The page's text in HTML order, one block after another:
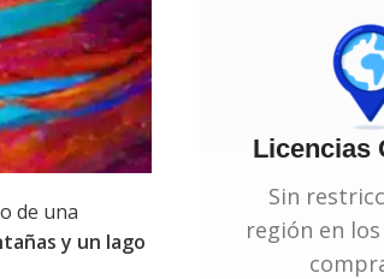
de una
y un lago
Licencias
Sin
región en